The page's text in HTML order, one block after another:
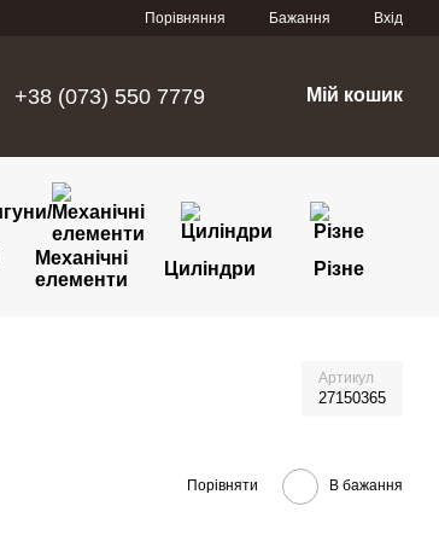
Порівняння Бажання Вхід
+38 (073) 550 7779 Мій кошик
Механічні
елементи
Циліндри Різне
Артикул
27150365
Порівняти В бажання